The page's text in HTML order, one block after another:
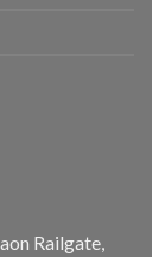
Railgate,